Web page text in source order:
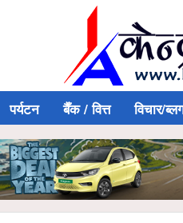
पर्यटन बैँक / वित्त विचार/